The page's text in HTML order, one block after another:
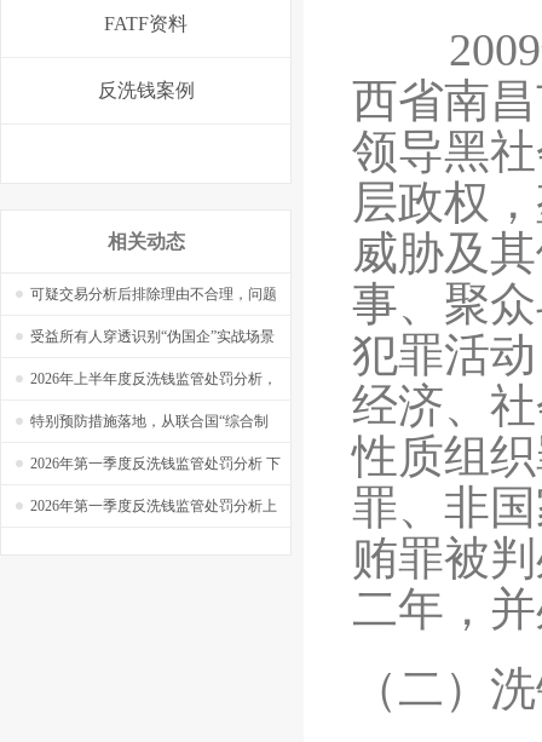
FATF资料
反洗钱案例
相关动态
可疑交易分析后排除理由不合理，问题
在哪里，怎么改？——【捷软反洗钱】
实操系列之四十六
受益所有人穿透识别“伪国企”实战场景
——【捷软反洗钱】实操系列之四十五
2026年上半年度反洗钱监管处罚分析，
新规生效，半年罚单超过4亿！
特别预防措施落地，从联合国“综合制
裁”到“定向金融制裁”，你看懂了吗？
——【捷软反洗钱】看系列之十八
2026年第一季度反洗钱监管处罚分析 下
2026年第一季度反洗钱监管处罚分析上
2009
西省南
领导黑
层政权
威胁及
事、聚
犯罪活
经济、
性质组
罪、非
贿罪被
二年，
（二）